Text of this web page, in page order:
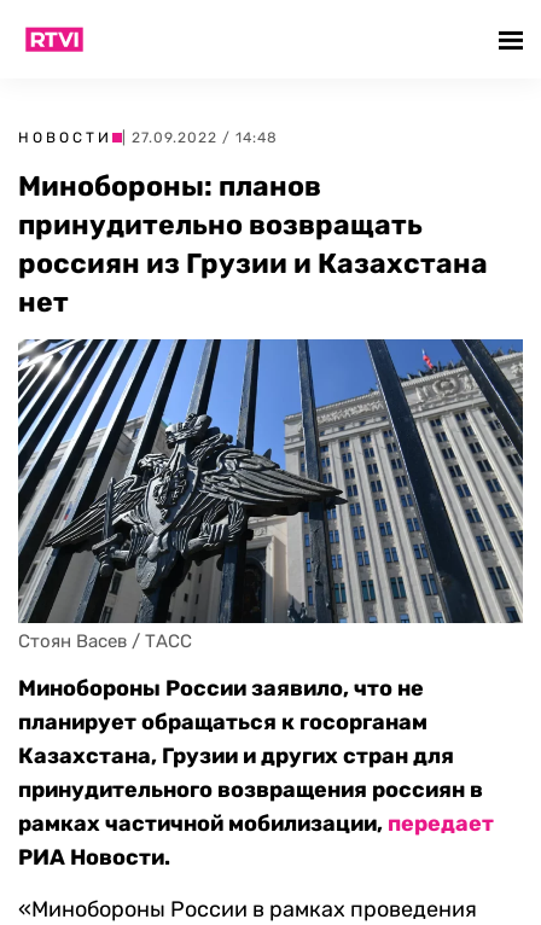
НОВОСТИ | 27.09.2022 / 14:48
Минобороны: планов
принудительно возвращать
россиян из Грузии и Казахстана
нет
Стоян Васев / ТАСС
Минобороны России заявило, что не
планирует обращаться к госорганам
Казахстана, Грузии и других стран для
принудительного возвращения россиян в
рамках частичной мобилизации, передает
РИА Новости.
«Минобороны России в рамках проведения